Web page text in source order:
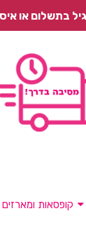
קופסאות ומארזים